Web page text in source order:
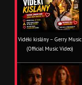
Vidéki kislány – Gerry Music
(Official Music Video)